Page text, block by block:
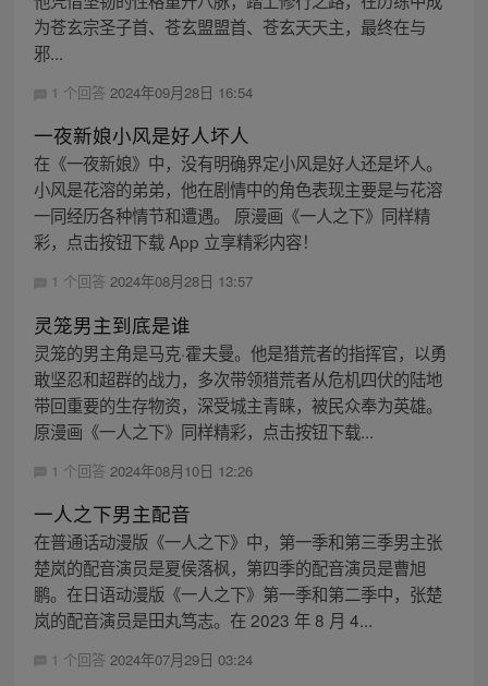
为苍玄宗圣子首、苍玄盟盟首、苍玄天天主，最终在与
邪...
1 个回答 2024年09月28日 16:54
一夜新娘小风是好人坏人
在《一夜新娘》中，没有明确界定小风是好人还是坏人。
小风是花溶的弟弟，他在剧情中的角色表现主要是与花溶
一同经历各种情节和遭遇。 原漫画《一人之下》同样精
彩，点击按钮下载 App 立享精彩内容！
1 个回答 2024年08月28日 13:57
灵笼男主到底是谁
灵笼的男主角是马克·霍夫曼。他是猎荒者的指挥官，以勇
敢坚忍和超群的战力，多次带领猎荒者从危机四伏的陆地
带回重要的生存物资，深受城主青睐，被民众奉为英雄。
原漫画《一人之下》同样精彩，点击按钮下载...
1 个回答 2024年08月10日 12:26
一人之下男主配音
在普通话动漫版《一人之下》中，第一季和第三季男主张
楚岚的配音演员是夏侯落枫，第四季的配音演员是曹旭
鹏。在日语动漫版《一人之下》第一季和第二季中，张楚
岚的配音演员是田丸笃志。在 2023 年 8 月 4...
1 个回答 2024年07月29日 03:24